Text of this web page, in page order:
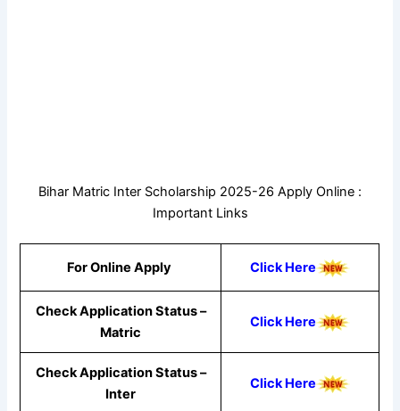
Bihar Matric Inter Scholarship 2025-26 Apply Online :
Important Links
For Online Apply Click Here
Check Application Status –
Matric
Click Here
Check Application Status –
Inter
Click Here